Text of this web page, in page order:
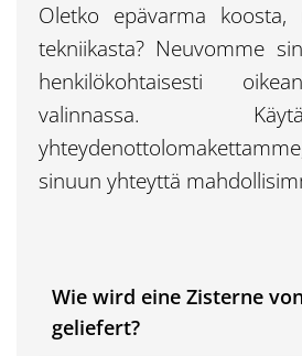
Oletko epävarma koosta,
tekniikasta? Neuvomme
henkilökohtaisesti
valinnassa.
sinuun yhteyttä
Wie wird eine Zisterne
geliefert?